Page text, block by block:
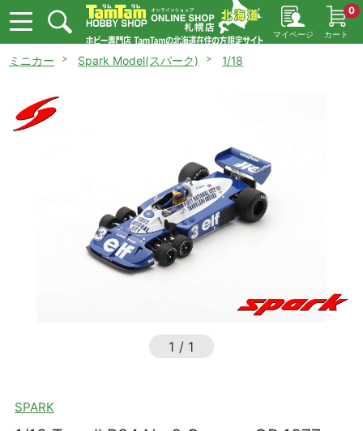
マイページ カート
0
ミニカー Spark Model(スパーク) 1/18
1 / 1
SPARK